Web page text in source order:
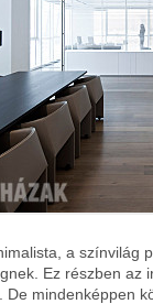
a színvilág
Ez részben az
De mindenképpen